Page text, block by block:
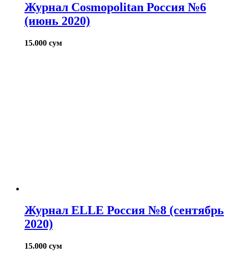
Журнал Cosmopolitan Россия №6
(июнь 2020)
15.000 сум
Журнал ELLE Россия №8 (сентябрь
2020)
15.000 сум